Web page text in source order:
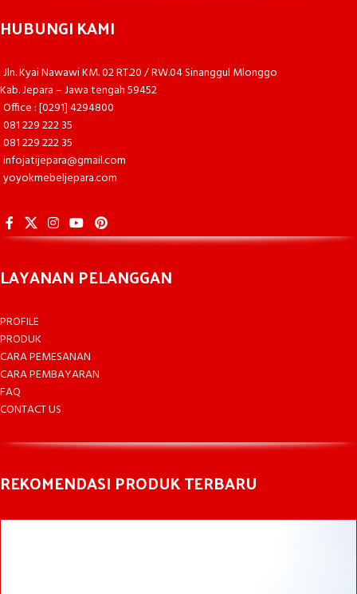
HUBUNGI KAMI
Jln. Kyai Nawawi KM. 02 RT.20 / RW.04 Sinanggul Mlonggo
Kab. Jepara – Jawa tengah 59452
Office : [0291] 4294800
081 229 222 35
081 229 222 35
infojatijepara@gmail.com
yoyokmebeljepara.com
LAYANAN PELANGGAN
PROFILE
PRODUK
CARA PEMESANAN
CARA PEMBAYARAN
FAQ
CONTACT US
REKOMENDASI PRODUK TERBARU